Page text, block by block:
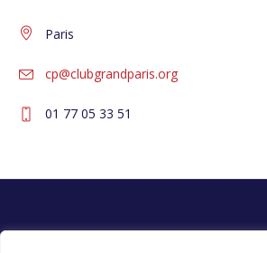
Paris
cp@clubgrandparis.org
01 77 05 33 51